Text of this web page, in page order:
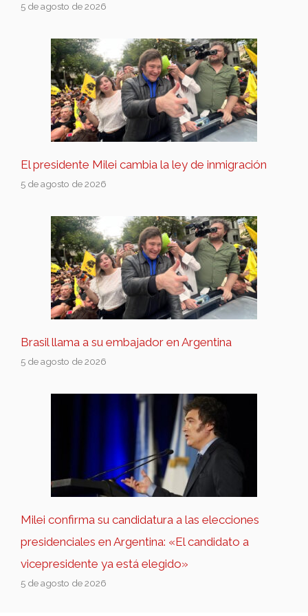
5 de agosto de 2026
El presidente Milei cambia la ley de inmigración
5 de agosto de 2026
Brasil llama a su embajador en Argentina
5 de agosto de 2026
Milei confirma su candidatura a las elecciones
presidenciales en Argentina: «El candidato a
vicepresidente ya está elegido»
5 de agosto de 2026